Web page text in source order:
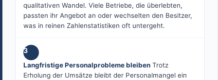
qualitativen Wandel. Viele Betriebe, die überlebten,
passten ihr Angebot an oder wechselten den Besitzer,
was in reinen Zahlenstatistiken oft untergeht.
3
Langfristige Personalprobleme bleiben Trotz
Erholung der Umsätze bleibt der Personalmangel ein